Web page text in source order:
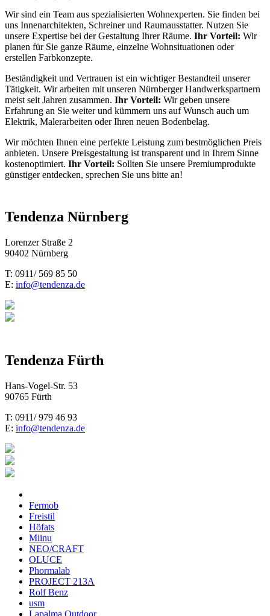
Wir sind ein Team aus spezialisierten Wohnexperten. Sie finden bei
uns Innenarchitekten, Schreiner und Raumausstatter. Nutzen Sie
unsere Expertise bei der Gestaltung Ihrer Räume. Ihr Vorteil: Wir
planen für Sie ganze Räume, einzelne Wohnsituationen oder
erstellen Farbkonzepte.
Beständigkeit und Vertrauen ist ein wichtiger Bestandteil unserer
Tätigkeit. Wir arbeiten mit unseren Nürnberger Handwerkspartnern
meist seit Jahren zusammen. Ihr Vorteil: Wir geben unsere
Erfahrung an Sie weiter und kümmern uns auf Wunsch auch um
Elektrik, Malerarbeiten oder Ihren neuen Bodenbelag.
Wir möchten Ihnen eine perfekte Leistung zum bestmöglichen Preis
anbieten. Unsere Preisgestaltung ist transparent und in Ihrem Sinne
kostenoptimiert. Ihr Vorteil: Sollten Sie unsere Premiumprodukte
günstiger entdecken, sprechen Sie uns bitte an!
Tendenza Nürnberg
Lorenzer Straße 2
90402 Nürnberg
T: 0911/ 569 85 50
E: info@tendenza.de
Tendenza Fürth
Hans-Vogel-Str. 53
90765 Fürth
T: 0911/ 979 46 93
E: info@tendenza.de
Fermob
Freistil
Höfats
Miinu
NEO/CRAFT
OLUCE
Phormalab
PROJECT 213A
Rolf Benz
usm
Lapalma Outdoor